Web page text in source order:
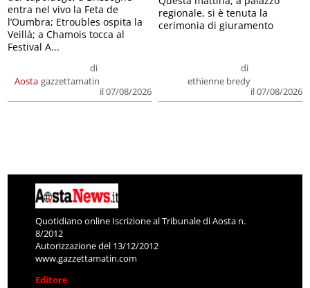
Aosta
di
gazzettamatin
il 07/08/2026
entra nel vivo la Feta de
l’Oumbra; Etroubles ospita la
Veillà; a Chamois tocca al
Festival A...
di
ethienne bredy
il 07/08/2026
regionale, si è tenuta la
cerimonia di giuramento
Quotidiano online Iscrizione al Tribunale di Aosta n.
8/2012
Autorizzazione del 13/12/2012
www.gazzettamatin.com
Editore